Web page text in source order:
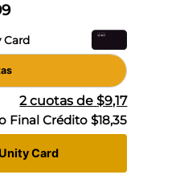
2cuotas de $9,17
Final Crédito $18,35
Card